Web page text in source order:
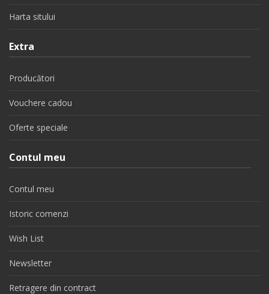
Harta sitului
Extra
Producători
Vouchere cadou
Oferte speciale
Contul meu
Contul meu
Istoric comenzi
Wish List
Newsletter
Retragere din contract